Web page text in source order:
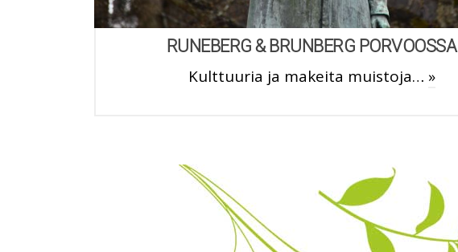
RUNEBERG & BRUNBERG PORVOOSSA
Kulttuuria ja makeita muistoja… »